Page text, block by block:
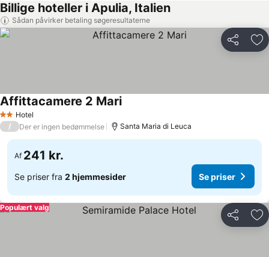
Billige hoteller i Apulia, Italien
Sådan påvirker betaling søgeresultaterne
Del
2 Stjerner
Hotel
Affittacamere 2 MariSe priser
/ Der er ingen bedømmelse Santa Maria di Leuca
Af 241 kr.
Se priser fra 2 hjemmesider Se priser
Del
Populært valg